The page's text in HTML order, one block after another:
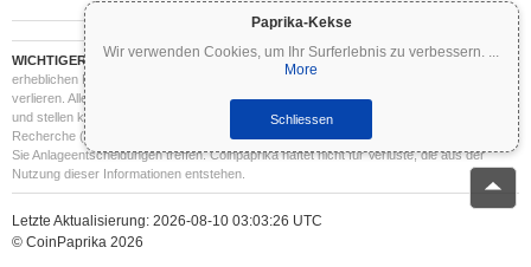
Paprika-Kekse
Wir verwenden Cookies, um Ihr Surferlebnis zu verbessern. ...
More
Schliessen
WICHTIGER HAFTUNGSAUSSCHLUSS:Kryptowährungen sind hochvolatil und mit
erheblichen Risiken verbunden. Sie können einen Teil oder Ihre gesamte Investition
verlieren. Alle Informationen auf Coinpaprika dienen ausschließlich Informationszwecken
und stellen keine Finanz- oder Anlageberatung dar. Führen Sie stets Ihre eigene
Recherche (DYOR) durch und konsultieren Sie einen qualifizierten Finanzberater, bevor
Sie Anlageentscheidungen treffen. Coinpaprika haftet nicht für Verluste, die aus der
Nutzung dieser Informationen entstehen.
Letzte Aktualisierung: 2026-08-10 03:03:26 UTC
© CoinPaprika 2026